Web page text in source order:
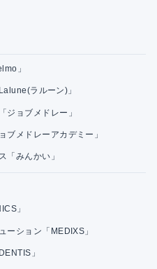
」
ラルーン)」
ジョブメドレー」
ブメドレーアカデミー」
「みんかい」
」
ーション「MEDIXS」
」